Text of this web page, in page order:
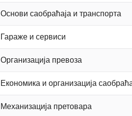
Основи саобраћаја и транспорта
Гараже и сервиси
Организација превоза
Економика и организација
Механизација претовара